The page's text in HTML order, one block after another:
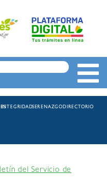
INTEGRIDADSERENAZGODIRECTORIO
del Servicio de